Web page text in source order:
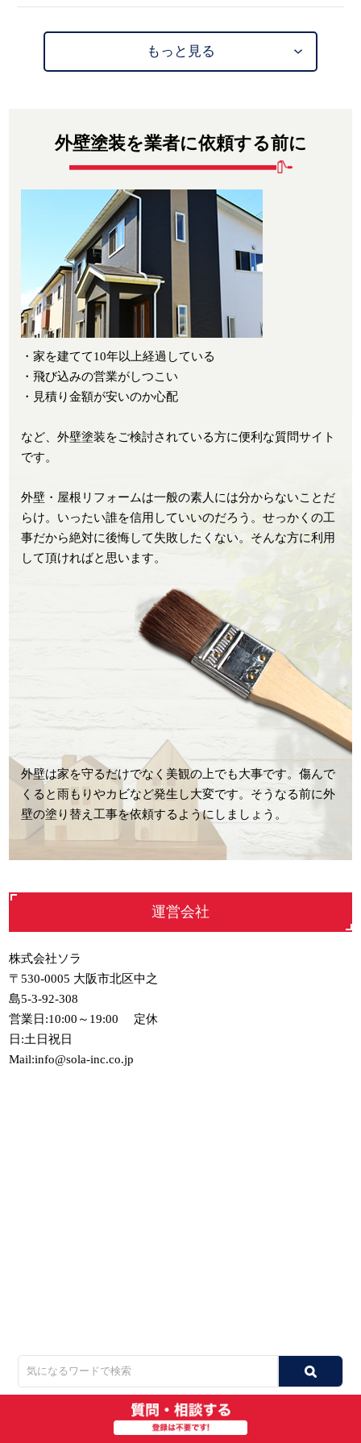
もっと見る
外壁塗装を業者に依頼する前に
・家を建てて10年以上経過している
・飛び込みの営業がしつこい
・見積り金額が安いのか心配
など、外壁塗装をご検討されている方に便利な質問サイト
です。
外壁・屋根リフォームは一般の素人には分からないことだ
らけ。いったい誰を信用していいのだろう。せっかくの工
事だから絶対に後悔して失敗したくない。そんな方に利用
して頂ければと思います。
外壁は家を守るだけでなく美観の上でも大事です。傷んで
くると雨もりやカビなど発生し大変です。そうなる前に外
壁の塗り替え工事を依頼するようにしましょう。
運営会社
株式会社ソラ
〒530-0005 大阪市北区中之
島5-3-92-308
営業日:10:00～19:00 定休
日:土日祝日
Mail:info@sola-inc.co.jp